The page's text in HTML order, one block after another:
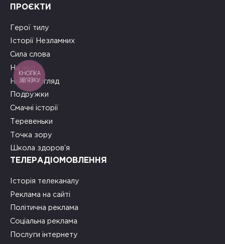
ПРОЄКТИ
Герої тилу
Історії Незламних
Сила слова
На часі
Новий погляд
Подружки
Смачні історії
Теревеньки
Точка зору
Школа здоров’я
ТЕЛЕРАДІОМОВЛЕННЯ
Історія телеканалу
Реклама на сайті
Політична реклама
Соціальна реклама
Послуги інтернету
КНОПКА
ЗВ'ЯЗКУ